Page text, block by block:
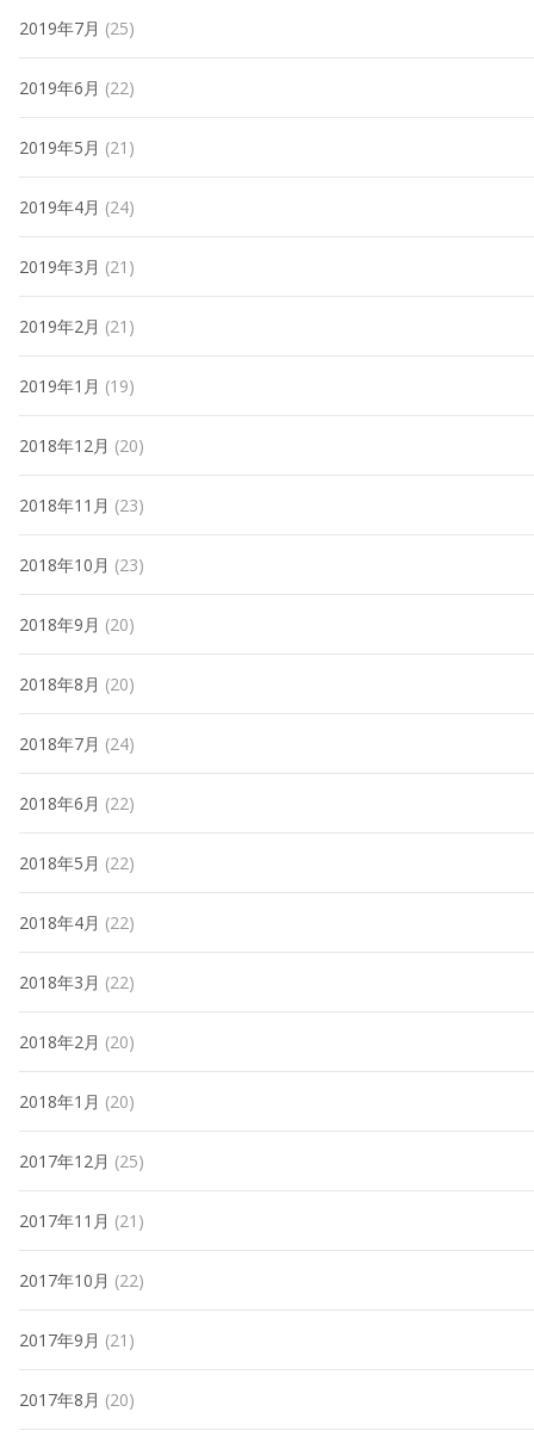
2019年7月 (25)
2019年6月 (22)
2019年5月 (21)
2019年4月 (24)
2019年3月 (21)
2019年2月 (21)
2019年1月 (19)
2018年12月 (20)
2018年11月 (23)
2018年10月 (23)
2018年9月 (20)
2018年8月 (20)
2018年7月 (24)
2018年6月 (22)
2018年5月 (22)
2018年4月 (22)
2018年3月 (22)
2018年2月 (20)
2018年1月 (20)
2017年12月 (25)
2017年11月 (21)
2017年10月 (22)
2017年9月 (21)
2017年8月 (20)